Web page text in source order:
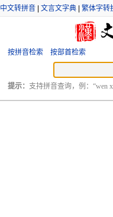
中文转拼音 文言文字典 繁体字转
按拼音检索 按部首检索
提示： 支持拼音查询，例：“wen